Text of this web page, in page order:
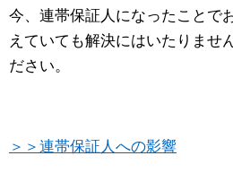
今、連帯保証人になったことで
えていても解決にはいたりませ
ださい。
＞＞連帯保証人への影響